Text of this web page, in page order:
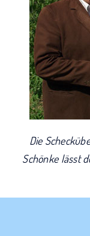
Die
Schönke lässt